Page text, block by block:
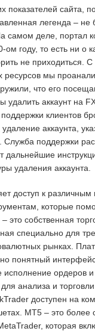
показателей сайта,
легенда – не
самом деле, портал
году, то есть ни о
не приходиться.
ресурсов мы
что его
удалить аккаунт на
клиентов
аккаунта,
Служба поддержки
дальнейшие
удаления аккаунта.
доступ к
которые
это собственная
специально для
рынках.
понятный
исполнение ордеров
анализа и торговли
доступен на
MT5 – это более
которая